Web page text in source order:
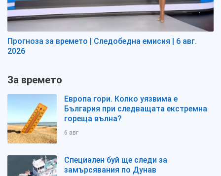
Прогноза за времето | Следобедна емисия | 6 авг.
2026
За времето
Европа гори. Колко уязвима е
България при следващата екстремна
гореща вълна?
6 авг
Специален буй ще следи за
замърсявания по Дунав